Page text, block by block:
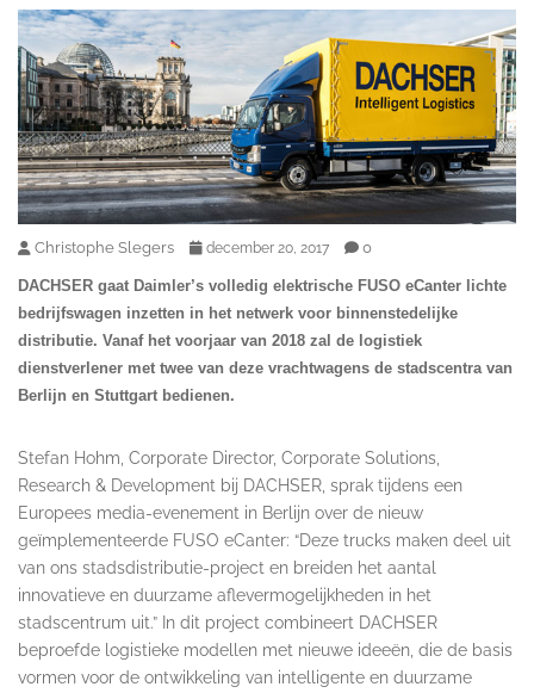
Christophe Slegers december 20, 2017 0
DACHSER gaat Daimler’s volledig elektrische FUSO eCanter lichte
bedrijfswagen inzetten in het netwerk voor binnenstedelijke
distributie. Vanaf het voorjaar van 2018 zal de logistiek
dienstverlener met twee van deze vrachtwagens de stadscentra van
Berlijn en Stuttgart bedienen.
Stefan Hohm, Corporate Director, Corporate Solutions,
Research & Development bij DACHSER, sprak tijdens een
Europees media-evenement in Berlijn over de nieuw
geïmplementeerde FUSO eCanter: “Deze trucks maken deel uit
van ons stadsdistributie-project en breiden het aantal
innovatieve en duurzame aflevermogelijkheden in het
stadscentrum uit.” In dit project combineert DACHSER
beproefde logistieke modellen met nieuwe ideeën, die de basis
vormen voor de ontwikkeling van intelligente en duurzame